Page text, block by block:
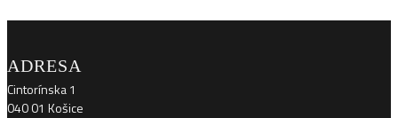
ADRESA
Cintorínska 1
040 01 Košice